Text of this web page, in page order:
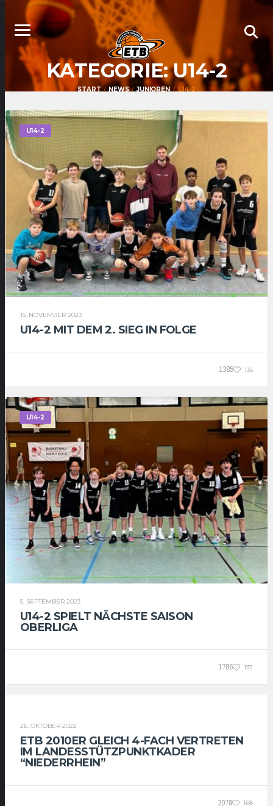
KATEGORIE:U14-2
START NEWS JUNIOREN U14-2
U14-2
15. NOVEMBER 2023
U14-2 MIT DEM 2. SIEG IN FOLGE
1385 135
U14-2
5. SEPTEMBER 2023
U14-2 SPIELT NÄCHSTE SAISON
OBERLIGA
1786 137
26. OKTOBER 2022
ETB 2010ER GLEICH 4-FACH VERTRETEN
IM LANDESSTÜTZPUNKTKADER
“NIEDERRHEIN”
2078 168